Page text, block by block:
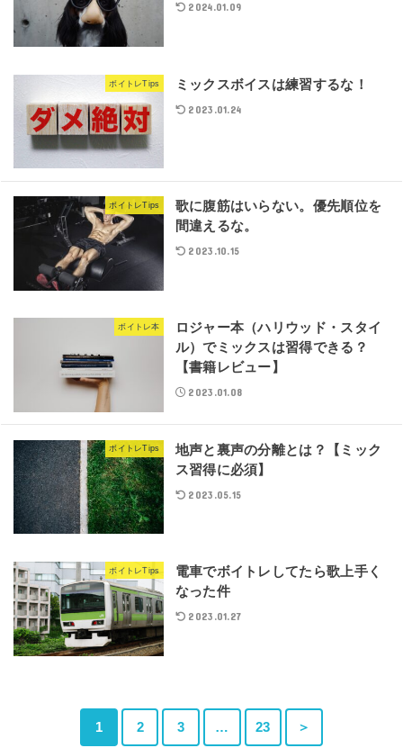
2024.01.09
ボイトレTips ミックスボイスは練習するな！
2023.01.24
ボイトレTips
歌に腹筋はいらない。優先順位を
間違えるな。
2023.10.15
ボイトレ本
ロジャー本（ハリウッド・スタイ
ル）でミックスは習得できる？
【書籍レビュー】
2023.01.08
ボイトレTips
地声と裏声の分離とは？【ミック
ス習得に必須】
2023.05.15
ボイトレTips
電車でボイトレしてたら歌上手く
なった件
2023.01.27
1 2 3 … 23 ＞